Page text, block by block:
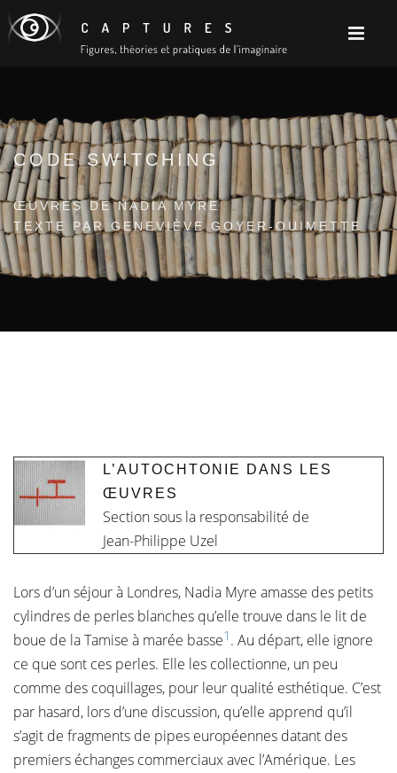
CODE SWITCHING
ŒUVRES DE NADIA MYRE
TEXTE PAR GENEVIÈVE GOYER-OUIMETTE
L’AUTOCHTONIE DANS LES
ŒUVRES
Section sous la responsabilité de
Jean-Philippe Uzel
Lors d’un séjour à Londres, Nadia Myre amasse des petits
cylindres de perles blanches qu’elle trouve dans le lit de
boue de la Tamise à marée basse1 . Au départ, elle ignore
ce que sont ces perles. Elle les collectionne, un peu
comme des coquillages, pour leur qualité esthétique. C’est
par hasard, lors d’une discussion, qu’elle apprend qu’il
s’agit de fragments de pipes européennes datant des
premiers échanges commerciaux avec l’Amérique. Les